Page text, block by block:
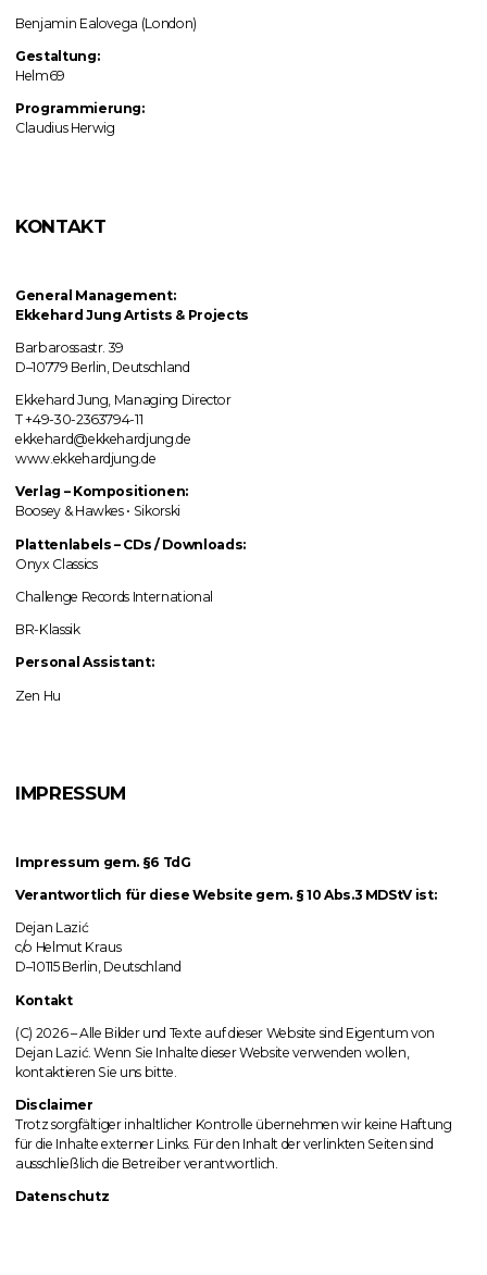
Benjamin Ealovega (London)
Gestaltung:
Helm69
Programmierung:
Claudius Herwig
KONTAKT
General Management:
Ekkehard Jung Artists & Projects
Barbarossastr. 39
D–10779 Berlin, Deutschland
Ekkehard Jung, Managing Director
T +49-30-2363794-11
ekkehard@ekkehardjung.de
www.ekkehardjung.de
Verlag –Kompositionen:
Boosey & Hawkes • Sikorski
Plattenlabels– CDs / Downloads:
Onyx Classics
Challenge Records International
BR-Klassik
Personal Assistant:
Zen Hu
IMPRESSUM
Impressum gem. §6 TdG
Verantwortlich für diese Website gem. § 10 Abs.3 MDStV ist:
Dejan Lazić
c/o Helmut Kraus
D–10115 Berlin, Deutschland
Kontakt
(C) 2026 – Alle Bilder und Texte auf dieser Website sind Eigentum von
Dejan Lazić. Wenn Sie Inhalte dieser Website verwenden wollen,
kontaktieren Sie uns bitte.
Disclaimer
Trotz sorgfältiger inhaltlicher Kontrolle übernehmen wir keine Haftung
für die Inhalte externer Links. Für den Inhalt der verlinkten Seiten sind
ausschließlich die Betreiber verantwortlich.
Datenschutz